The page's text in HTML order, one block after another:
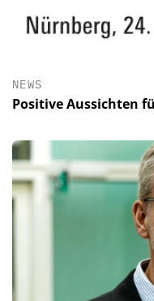
NEWS
Positive Aussichten